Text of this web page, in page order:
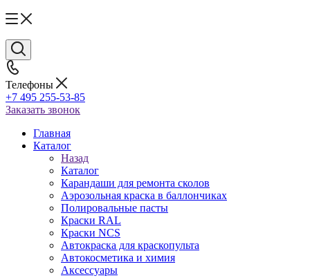
Телефоны
+7 495 255-53-85
Заказать звонок
Главная
Каталог
Назад
Каталог
Карандаши для ремонта сколов
Аэрозольная краска в баллончиках
Полировальные пасты
Краски RAL
Краски NCS
Автокраска для краскопульта
Автокосметика и химия
Аксессуары